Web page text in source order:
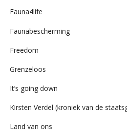
Fauna4life
Faunabescherming
Freedom
Grenzeloos
It’s going down
Kirsten Verdel (kroniek van de
Land van ons